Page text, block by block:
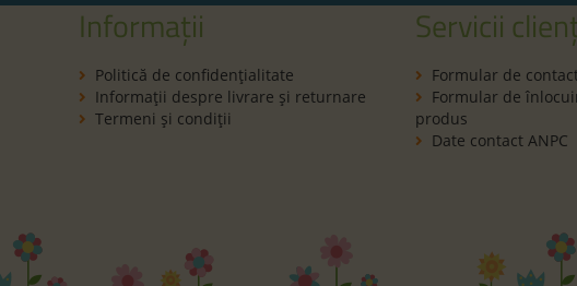
Informații
Politică de confidenţialitate
Informaţii despre livrare și returnare
Termeni şi condiţii
Servicii
Formular de
Formular de
produs
Date contact ANPC